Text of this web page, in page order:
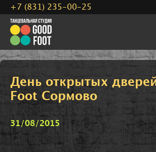
День открытых
Foot Сормово
31/08/2015
+7 (831) 235-00-25